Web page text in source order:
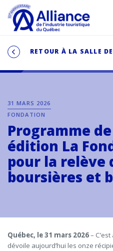
RETOUR À LA SALLE
31 MARS 2026
FONDATION
Programme
édition La
pour la relève
boursières et
Québec, le 31 mars 2026–
dévoile aujourd’hui les onze